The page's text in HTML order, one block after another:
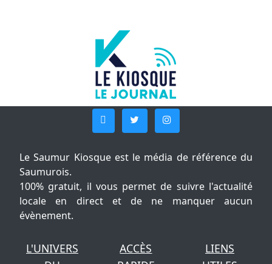
Le Saumur Kiosque est le média de référence du
Saumurois.
100% gratuit, il vous permet de suivre l'actualité
locale en direct et de ne manquer aucun
évènement.
L'UNIVERS
ACCÈS
LIENS